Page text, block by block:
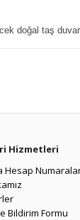
doğal taş
Hizmetleri
Hesap
Bildirim Formu